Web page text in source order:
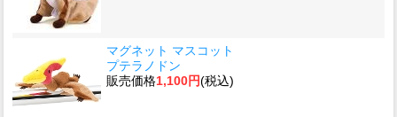
マグネット マスコット
プテラノドン
販売価格1,100円(税込)